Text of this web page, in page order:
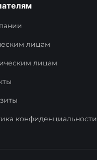
лицам
лицам
конфиденциальности